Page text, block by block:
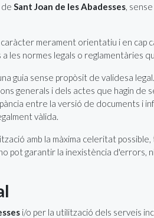
Sant Joan de les Abadesses,
merament orientatiu i en cap
normes legals o reglamentàries
guia sense propòsit de validesa
generals i dels actes que hagin de
entre la versió de documents i
vàlida.
amb la màxima celeritat
pot garantir la inexistència d'errors,
i/o per la utilització dels serveis